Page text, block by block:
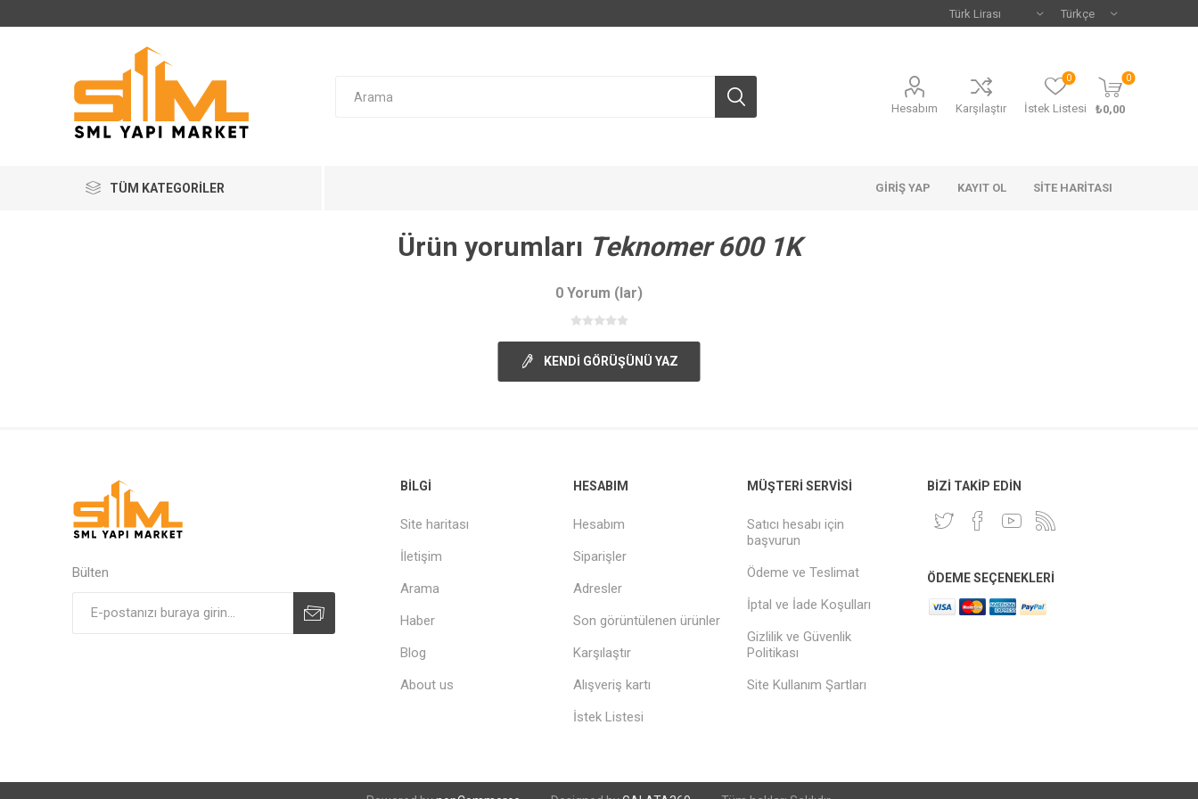
Hesabım Karşılaştır İstek Listesi
0 0
₺0,00
TÜM KATEGORILER GIRIŞ YAP KAYIT OL SITE HARITASI
Ürün yorumları Teknomer 600 1K
0 Yorum (lar)
KENDI GÖRÜŞÜNÜ YAZ
Bülten
BILGI
Site haritası
İletişim
Arama
Haber
Blog
About us
HESABIM
Hesabım
Siparişler
Adresler
Son görüntülenen ürünler
Karşılaştır
Alışveriş kartı
İstek Listesi
MÜŞTERI SERVISI
Satıcı hesabı için
başvurun
Ödeme ve Teslimat
İptal ve İade Koşulları
Gizlilik ve Güvenlik
Politikası
Site Kullanım Şartları
BIZI TAKIP EDIN
ÖDEME SEÇENEKLERI